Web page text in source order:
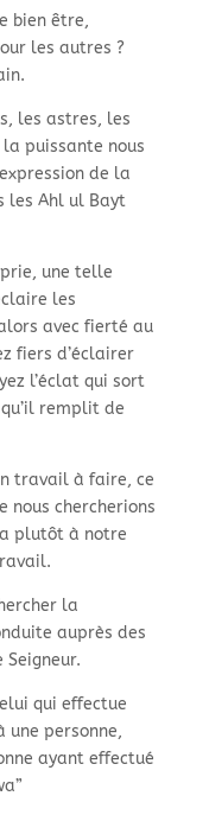
bien être,
les autres ?
les astres, les
puissante nous
de la
les Ahl ul Bayt
une telle
les
avec fierté au
fiers d’éclairer
l’éclat qui sort
remplit de
travail à faire, ce
nous chercherions
plutôt à notre
la
auprès des
qui effectue
une personne,
ayant effectué